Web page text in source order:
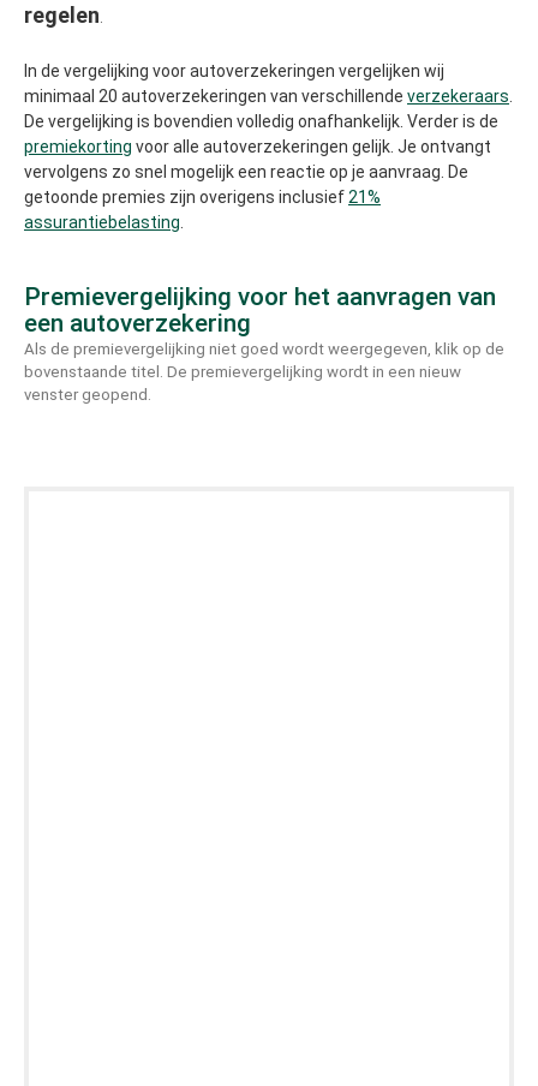
regelen
In de vergelijking voor autoverzekeringen vergelijken wij
minimaal 20 autoverzekeringen van verschillende verzekeraars
De vergelijking is bovendien volledig onafhankelijk. Verder is de
premiekorting voor alle autoverzekeringen gelijk. Je ontvangt
vervolgens zo snel mogelijk een reactie op je aanvraag. De
getoonde premies zijn overigens inclusief 21%
assurantiebelasting
Premievergelijking voor het aanvragen van
een autoverzekering
Als de premievergelijking niet goed wordt weergegeven, klik op de
bovenstaande titel. De premievergelijking wordt in een nieuw
venster geopend.